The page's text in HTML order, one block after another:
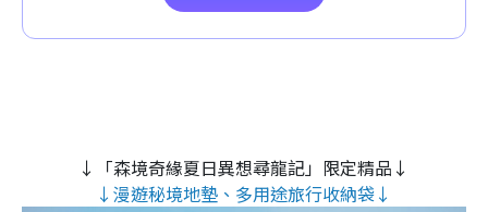
↓「森境奇緣夏日異想尋龍記」限定精品↓
↓漫遊秘境地墊、多用途旅行收納袋↓